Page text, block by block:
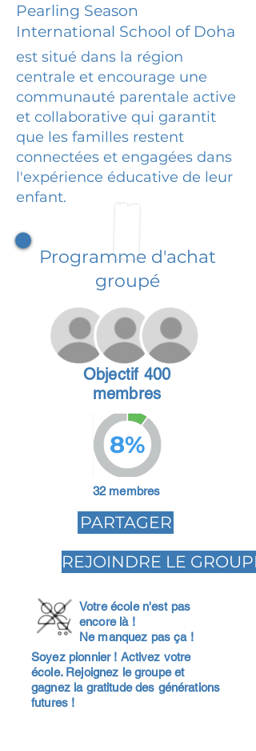
Pearling Season
International School of Doha
est situé dans la région
centrale et encourage une
communauté parentale active
et collaborative qui garantit
que les familles restent
connectées et engagées dans
l'expérience éducative de leur
enfant.
Programme d'achat
groupé
Objectif 400
membres
8%
32 membres
PARTAGER
REJOINDRE LE GROUPE
Votre école n'est pas
encore là !
Ne manquez pas ça !
Soyez pionnier ! Activez votre
école. Rejoignez le groupe et
gagnez la gratitude des générations
futures !